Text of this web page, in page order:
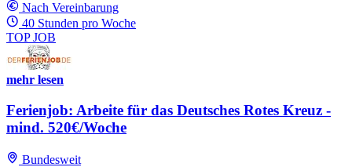
Nach Vereinbarung
40 Stunden pro Woche
TOP JOB
mehr lesen
Ferienjob: Arbeite für das Deutsches Rotes Kreuz -
mind. 520€/Woche
Bundesweit